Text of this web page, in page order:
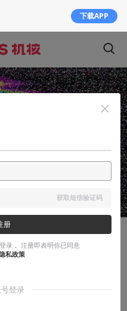
小孩
下载APP
获取短信验证码
册
录， 注册即表明你已同意
私政策
登录